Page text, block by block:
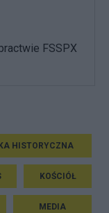
FSSPX
HISTORYCZNA
KOŚCIÓŁ
MEDIA